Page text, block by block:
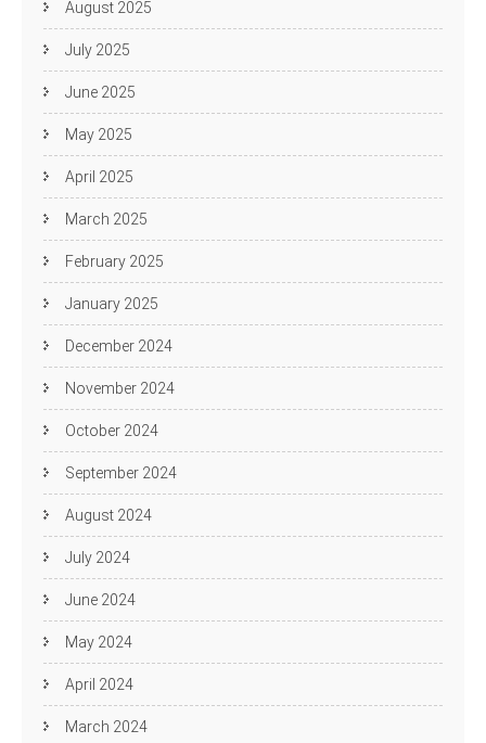
August 2025
July 2025
June 2025
May 2025
April 2025
March 2025
February 2025
January 2025
December 2024
November 2024
October 2024
September 2024
August 2024
July 2024
June 2024
May 2024
April 2024
March 2024